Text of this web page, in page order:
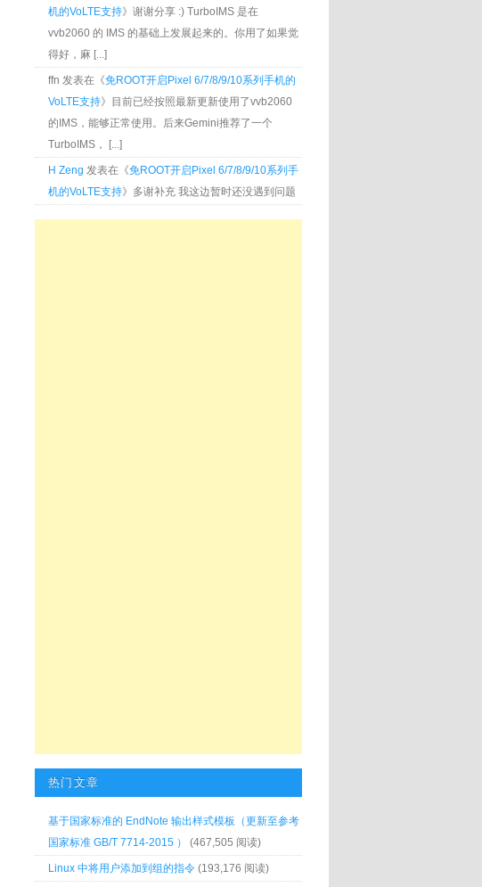
机的VoLTE支持》谢谢分享 :) TurboIMS 是在
vvb2060 的 IMS 的基础上发展起来的。你用了如果觉
得好，麻 [...]
ffn 发表在《免ROOT开启Pixel 6/7/8/9/10系列手机的
VoLTE支持》目前已经按照最新更新使用了vvb2060
的IMS，能够正常使用。后来Gemini推荐了一个
TurboIMS， [...]
H Zeng 发表在《免ROOT开启Pixel 6/7/8/9/10系列手
机的VoLTE支持》多谢补充 我这边暂时还没遇到问题
热门文章
基于国家标准的 EndNote 输出样式模板（更新至参考
国家标准 GB/T 7714-2015 ）
(467,505 阅读)
Linux 中将用户添加到组的指令 (193,176 阅读)